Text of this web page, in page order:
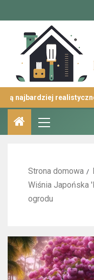
realistyczne
Strona domowa
Wiśnia Japońska
ogrodu